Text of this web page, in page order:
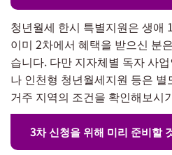
청년월세 한시 특별지원은 생애
이미 2차에서 혜택을 받으신 분
습니다. 다만 지자체별 독자 사
나 인천형 청년월세지원 등은
거주 지역의 조건을 확인해보시
3차 신청을 위해 미리 준비할